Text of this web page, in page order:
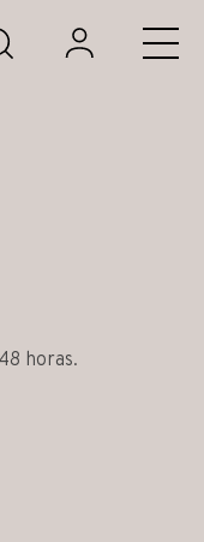
horas.